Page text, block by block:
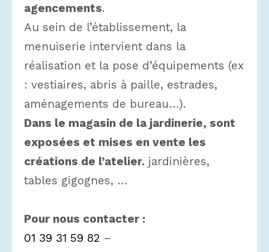
agencements.
Au sein de l’établissement, la
menuiserie intervient dans la
réalisation et la pose d’équipements (ex
: vestiaires, abris à paille, estrades,
aménagements de bureau…).
Dans le magasin de la jardinerie, sont
exposées et mises en vente les
créations de l’atelier. jardinières,
tables gigognes, …
Pour nous contacter :
01 39 31 59 82 –